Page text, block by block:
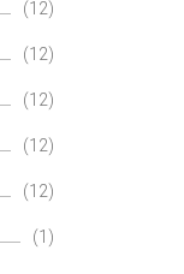
(12)
(12)
(12)
(12)
(12)
(1)